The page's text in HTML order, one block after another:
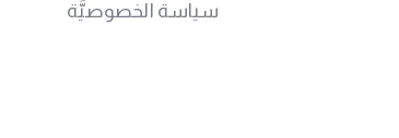
سياسة الخصوصيَّة